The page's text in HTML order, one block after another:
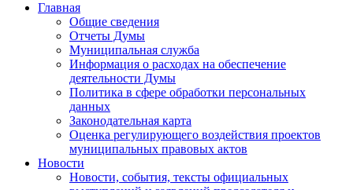
Главная
Общие сведения
Отчеты Думы
Муниципальная служба
Информация о расходах на обеспечение
деятельности Думы
Политика в сфере обработки персональных
данных
Законодательная карта
Оценка регулирующего воздействия проектов
муниципальных правовых актов
Новости
Новости, события, тексты официальных